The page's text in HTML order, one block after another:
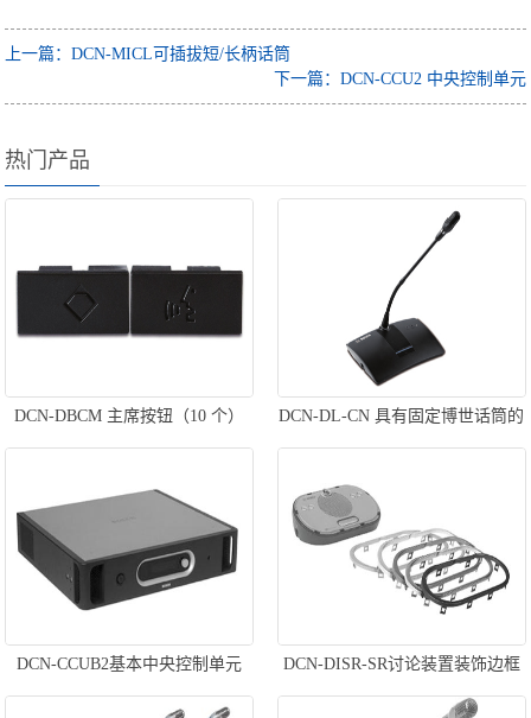
上一篇：DCN-MICL可插拔短/长柄话筒
下一篇：DCN-CCU2 中央控制单元
热门产品
DCN-DBCM 主席按钮（10 个） DCN-DL-CN 具有固定博世话筒的
基本代表机
DCN-CCUB2基本中央控制单元 DCN-DISR-SR讨论装置装饰边框